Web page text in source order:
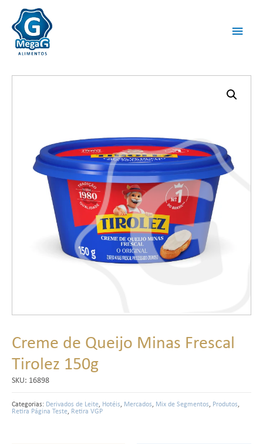
Creme de Queijo Minas Frescal
Tirolez 150g
SKU: 16898
Categorias: Derivados de Leite, Hotéis, Mercados, Mix de Segmentos, Produtos,
Retira Página Teste, Retira VGP